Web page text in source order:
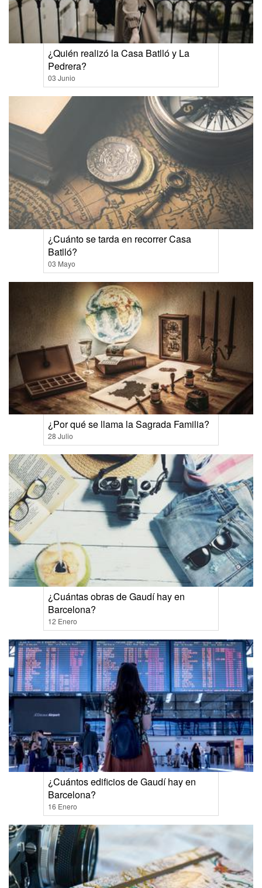
¿Quién realizó la Casa Batlló y La
Pedrera?
03 Junio
¿Cuánto se tarda en recorrer Casa
Batlló?
03 Mayo
¿Por qué se llama la Sagrada Familia?
28 Julio
¿Cuántas obras de Gaudí hay en
Barcelona?
12 Enero
¿Cuántos edificios de Gaudí hay en
Barcelona?
16 Enero